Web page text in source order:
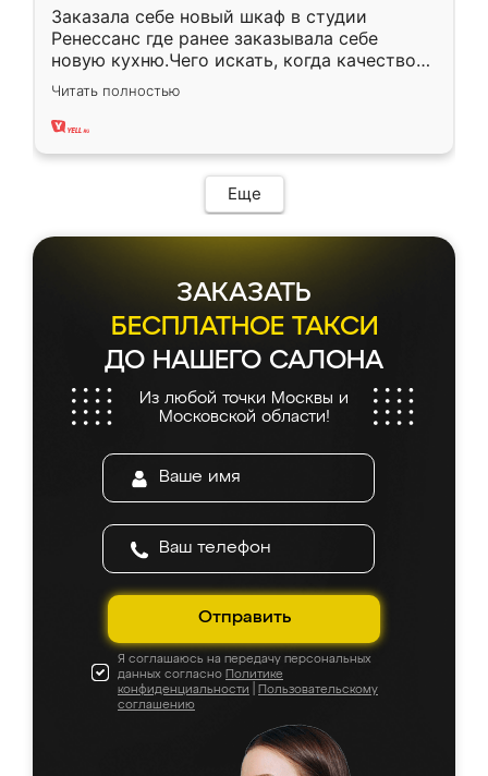
Заказала себе новый шкаф в студии
Ренессанс где ранее заказывала себе
новую кухню.Чего искать, когда качеством
вполне довольна. Служит кухня уже почти
два года, нареканий нет.
Читать полностью
Еще
ЗАКАЗАТЬ
БЕСПЛАТНОЕ ТАКСИ
ДО НАШЕГО САЛОНА
Из любой точки Москвы и
Московской области!
Отправить
Я соглашаюсь на передачу персональных
данных согласно Политике
конфиденциальности
Пользовательскому
соглашению